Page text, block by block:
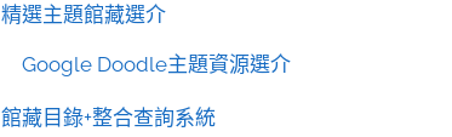
精選主題館藏選介
Google Doodle主題資源選介
館藏目錄+整合查詢系統